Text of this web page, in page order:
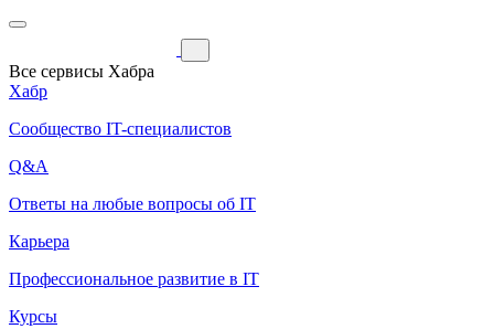
Все сервисы Хабра
Хабр
Сообщество IT-специалистов
Q&A
Ответы на любые вопросы об IT
Карьера
Профессиональное развитие в IT
Курсы